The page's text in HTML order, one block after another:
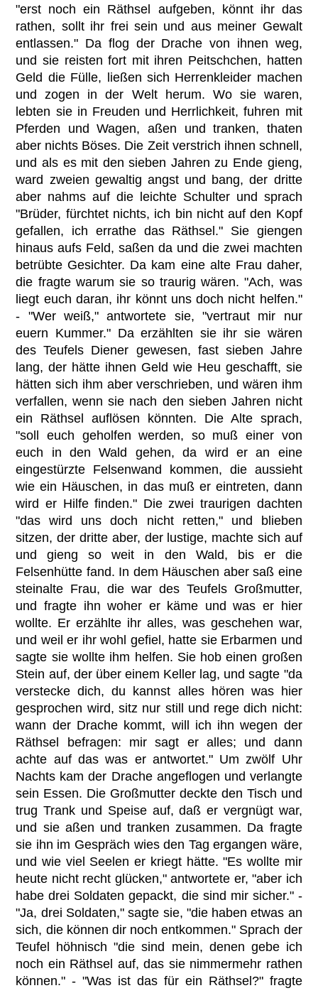
"erst noch ein Räthsel aufgeben, könnt ihr das
rathen, sollt ihr frei sein und aus meiner Gewalt
entlassen." Da flog der Drache von ihnen weg,
und sie reisten fort mit ihren Peitschchen, hatten
Geld die Fülle, ließen sich Herrenkleider machen
und zogen in der Welt herum. Wo sie waren,
lebten sie in Freuden und Herrlichkeit, fuhren mit
Pferden und Wagen, aßen und tranken, thaten
aber nichts Böses. Die Zeit verstrich ihnen schnell,
und als es mit den sieben Jahren zu Ende gieng,
ward zweien gewaltig angst und bang, der dritte
aber nahms auf die leichte Schulter und sprach
"Brüder, fürchtet nichts, ich bin nicht auf den Kopf
gefallen, ich errathe das Räthsel." Sie giengen
hinaus aufs Feld, saßen da und die zwei machten
betrübte Gesichter. Da kam eine alte Frau daher,
die fragte warum sie so traurig wären. "Ach, was
liegt euch daran, ihr könnt uns doch nicht helfen."
- "Wer weiß," antwortete sie, "vertraut mir nur
euern Kummer." Da erzählten sie ihr sie wären
des Teufels Diener gewesen, fast sieben Jahre
lang, der hätte ihnen Geld wie Heu geschafft, sie
hätten sich ihm aber verschrieben, und wären ihm
verfallen, wenn sie nach den sieben Jahren nicht
ein Räthsel auflösen könnten. Die Alte sprach,
"soll euch geholfen werden, so muß einer von
euch in den Wald gehen, da wird er an eine
eingestürzte Felsenwand kommen, die aussieht
wie ein Häuschen, in das muß er eintreten, dann
wird er Hilfe finden." Die zwei traurigen dachten
"das wird uns doch nicht retten," und blieben
sitzen, der dritte aber, der lustige, machte sich auf
und gieng so weit in den Wald, bis er die
Felsenhütte fand. In dem Häuschen aber saß eine
steinalte Frau, die war des Teufels Großmutter,
und fragte ihn woher er käme und was er hier
wollte. Er erzählte ihr alles, was geschehen war,
und weil er ihr wohl gefiel, hatte sie Erbarmen und
sagte sie wollte ihm helfen. Sie hob einen großen
Stein auf, der über einem Keller lag, und sagte "da
verstecke dich, du kannst alles hören was hier
gesprochen wird, sitz nur still und rege dich nicht:
wann der Drache kommt, will ich ihn wegen der
Räthsel befragen: mir sagt er alles; und dann
achte auf das was er antwortet." Um zwölf Uhr
Nachts kam der Drache angeflogen und verlangte
sein Essen. Die Großmutter deckte den Tisch und
trug Trank und Speise auf, daß er vergnügt war,
und sie aßen und tranken zusammen. Da fragte
sie ihn im Gespräch wies den Tag ergangen wäre,
und wie viel Seelen er kriegt hätte. "Es wollte mir
heute nicht recht glücken," antwortete er, "aber ich
habe drei Soldaten gepackt, die sind mir sicher." -
"Ja, drei Soldaten," sagte sie, "die haben etwas an
sich, die können dir noch entkommen." Sprach der
Teufel höhnisch "die sind mein, denen gebe ich
noch ein Räthsel auf, das sie nimmermehr rathen
können." - "Was ist das für ein Räthsel?" fragte